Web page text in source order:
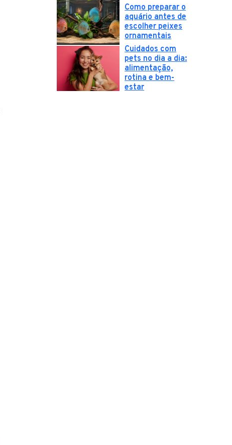
Como preparar o
aquário antes de
escolher peixes
ornamentais
Cuidados com
pets no dia a dia:
alimentação,
rotina e bem-
estar